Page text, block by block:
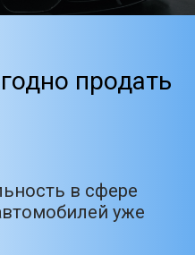
продать
в сфере
уже